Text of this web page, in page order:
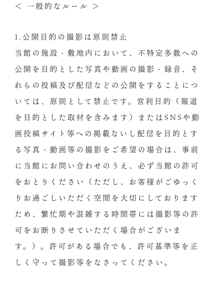
＜ 一般的なルール ＞
1.公開目的の撮影は原則禁止
当館の施設・敷地内において、不特定多数への
公開を目的とした写真や動画の撮影・録音、そ
れらの投稿及び配信などの公開をすることにつ
いては、原則として禁止です。営利目的（報道
を目的とした取材を含みます）またはSNSや動
画投稿サイト等への掲載ないし配信を目的とす
る写真・動画等の撮影をご希望の場合は、事前
に当館にお問い合わせのうえ、必ず当館の許可
をおとりください（ただし、お客様がごゆっく
りお過ごしいただく空間を大切にしております
ため、繁忙期や混雑する時間帯には撮影等の許
可をお断りさせていただく場合がございま
す。）。許可がある場合でも、許可基準等を正
しく守って撮影等をなさってください。